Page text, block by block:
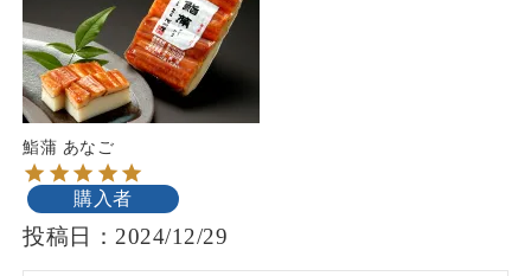
鮨蒲 あなご
購入者
投稿日 2024/12/29